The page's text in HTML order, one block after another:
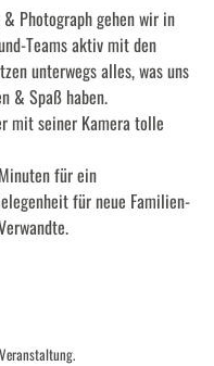
Photograph gehen wir in
Teams aktiv mit den
unterwegs alles, was uns
& Spaß haben.
mit seiner Kamera tolle
für ein
für neue Familien-